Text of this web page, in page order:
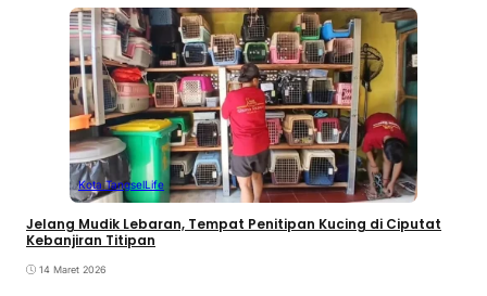
Kota TangselLife
Jelang Mudik Lebaran, Tempat Penitipan Kucing di Ciputat
Kebanjiran Titipan
14 Maret 2026